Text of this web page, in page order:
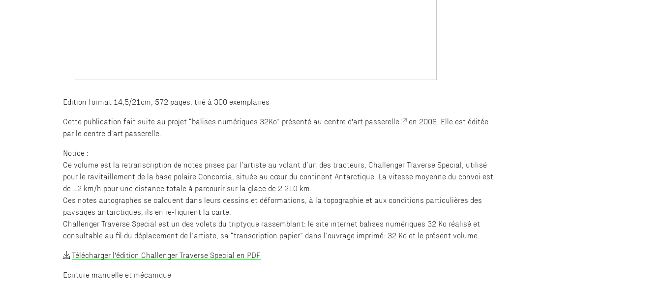
Edition format 14,5/21cm, 572 pages, tiré à 300 exemplaires
Cette publication fait suite au projet “balises numériques 32Ko” présenté au centre d'art passerelle
en 2008. Elle est éditée
par le centre d’art passerelle.
Notice :
Ce volume est la retranscription de notes prises par l’artiste au volant d’un des tracteurs, Challenger Traverse Special, utilisé
pour le ravitaillement de la base polaire Concordia, située au cœur du continent Antarctique. La vitesse moyenne du convoi est
de 12 km/h pour une distance totale à parcourir sur la glace de 2 210 km.
Ces notes autographes se calquent dans leurs dessins et déformations, à la topographie et aux conditions particulières des
paysages antarctiques, ils en re-figurent la carte.
Challenger Traverse Special est un des volets du triptyque rassemblant: le site internet balises numériques 32 Ko réalisé et
consultable au fil du déplacement de l’artiste, sa “transcription papier” dans l’ouvrage imprimé: 32 Ko et le présent volume.
Télécharger l'édition Challenger Traverse Special en PDF
Ecriture manuelle et mécanique